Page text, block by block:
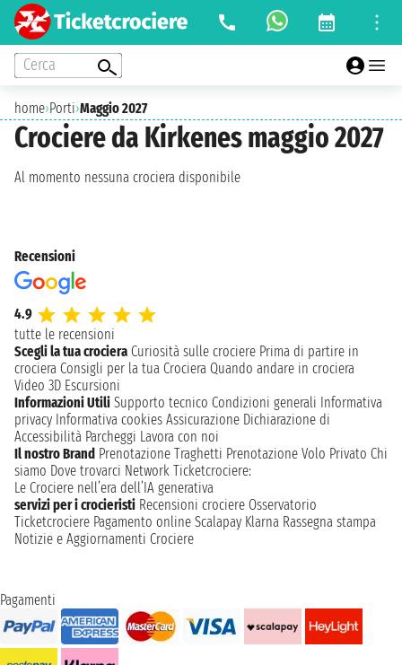
Cerca
home›Porti›Maggio 2027
Crociere da Kirkenes maggio 2027
Al momento nessuna crociera disponibile
Recensioni
4.9
tutte le recensioni
Scegli la tua crociera Curiosità sulle crociere Prima di partire in
crociera Consigli per la tua Crociera Quando andare in crociera
Video 3D Escursioni
Informazioni Utili Supporto tecnico Condizioni generali Informativa
privacy Informativa cookies Assicurazione Dichiarazione di
Accessibilità Parcheggi Lavora con noi
Il nostro Brand Prenotazione Traghetti Prenotazione Volo Privato Chi
siamo Dove trovarci Network Ticketcrociere:
Le Crociere nell’era dell’IA generativa
servizi per i crocieristi Recensioni crociere Osservatorio
Ticketcrociere Pagamento online Scalapay Klarna Rassegna stampa
Notizie e Aggiornamenti Crociere
Pagamenti